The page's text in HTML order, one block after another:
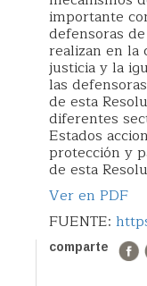
importante
defensoras
realizan en la
justicia y la
las
de esta
diferentes
Estados
protección y
de esta
Ver en PDF
FUENTE:
comparte